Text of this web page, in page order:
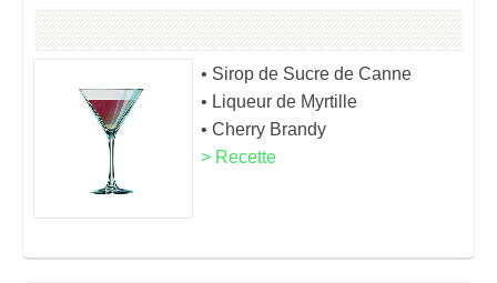
• Sirop de Sucre de Canne
• Liqueur de Myrtille
• Cherry Brandy
> Recette